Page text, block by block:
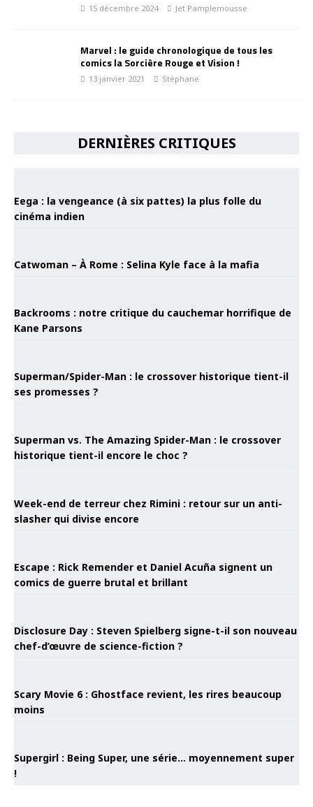
15 décembre 2024 Jet Pamplemousse
Marvel : le guide chronologique de tous les
comics la Sorcière Rouge et Vision !
13 janvier 2021 Stéphane
DERNIÈRES CRITIQUES
Eega : la vengeance (à six pattes) la plus folle du
cinéma indien
Catwoman – À Rome : Selina Kyle face à la mafia
Backrooms : notre critique du cauchemar horrifique de
Kane Parsons
Superman/Spider-Man : le crossover historique tient-il
ses promesses ?
Superman vs. The Amazing Spider-Man : le crossover
historique tient-il encore le choc ?
Week-end de terreur chez Rimini : retour sur un anti-
slasher qui divise encore
Escape : Rick Remender et Daniel Acuña signent un
comics de guerre brutal et brillant
Disclosure Day : Steven Spielberg signe-t-il son nouveau
chef-d’œuvre de science-fiction ?
Scary Movie 6 : Ghostface revient, les rires beaucoup
moins
Supergirl : Being Super, une série… moyennement super
!